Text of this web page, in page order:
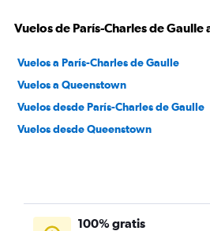
Vuelos de París-Charles de Gaulle
Vuelos a París-Charles de Gaulle
Vuelos a Queenstown
Vuelos desde París-Charles de Gaulle
Vuelos desde Queenstown
100% gratis